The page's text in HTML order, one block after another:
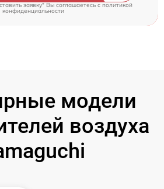
заявку" Вы соглашаетесь cполитикой
конфиденциальности
модели
воздуха